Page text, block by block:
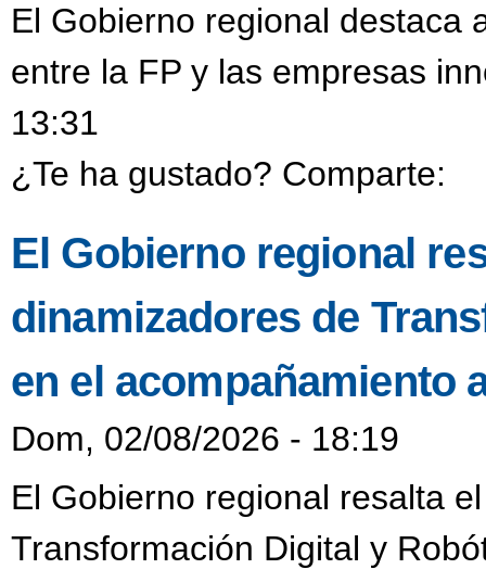
El Gobierno regional destaca
entre la FP y las empresas
13:31
¿Te ha gustado? Comparte:
El Gobierno regional
dinamizadores de
en el acompañamiento
Dom, 02/08/2026 - 18:19
El Gobierno regional resalta
Transformación Digital y